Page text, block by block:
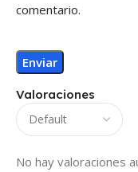
Valoraciones
No hay valoraciones
comentario.